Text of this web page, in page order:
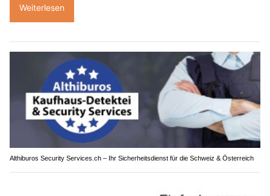
Weiterlesen
Althiburos Security Services.ch – Ihr Sicherheitsdienst für die Schweiz & Österreich